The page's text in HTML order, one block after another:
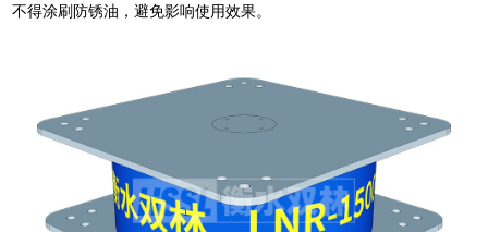
不得涂刷防锈油，避免影响使用效果。